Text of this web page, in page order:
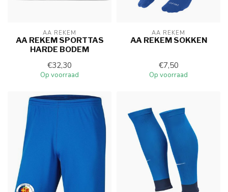
AA REKEM
AA REKEM SPORTTAS
HARDE BODEM
€32,30
Op voorraad
AA REKEM
AA REKEM SOKKEN
€7,50
Op voorraad